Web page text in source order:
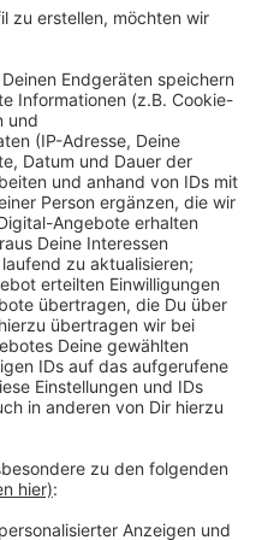
in unserer
Die Stadt
neuen
Benötigt werden
für Familien mit
05:52